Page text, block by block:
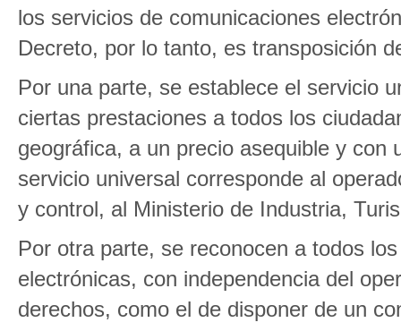
los servicios de comunicaciones
Decreto, por lo tanto, es transposición
Por una parte, se establece el servicio
ciertas prestaciones a todos los
geográfica, a un precio asequible y con
servicio universal corresponde al
y control, al Ministerio de Industria,
Por otra parte, se reconocen a todos
electrónicas, con independencia del
derechos, como el de disponer de un